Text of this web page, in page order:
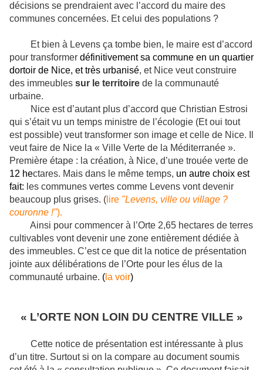
décisions se prendraient avec l’accord du maire des
communes concernées. Et celui des populations ?
Et bien à Levens ça tombe bien, le maire est d’accord
pour transformer définitivement sa commune en un quartier
dortoir de Nice, et très urbanisé, et Nice veut construire
des immeubles sur le territoire de la communauté
urbaine.
Nice est d’autant plus d’accord que Christian Estrosi
qui s’était vu un temps ministre de l’écologie (Et oui tout
est possible) veut transformer son image et celle de Nice. Il
veut faire de Nice la « Ville Verte de la Méditerranée ».
Première étape : la création, à Nice, d’une trouée verte de
12 hectares. Mais dans le même temps, un autre choix est
fait: les communes vertes comme Levens vont devenir
beaucoup plus grises. ( lire "Levens, ville ou village ?
couronne !").
Ainsi pour commencer à l’Orte 2,65 hectares de terres
cultivables vont devenir une zone entièrement dédiée à
des immeubles. C’est ce que dit la notice de présentation
jointe aux délibérations de l’Orte pour les élus de la
communauté urbaine. ( la voir)
« L’ORTE NON LOIN DU CENTRE VILLE »
Cette notice de présentation est intéressante à plus
d’un titre. Surtout si on la compare au document soumis